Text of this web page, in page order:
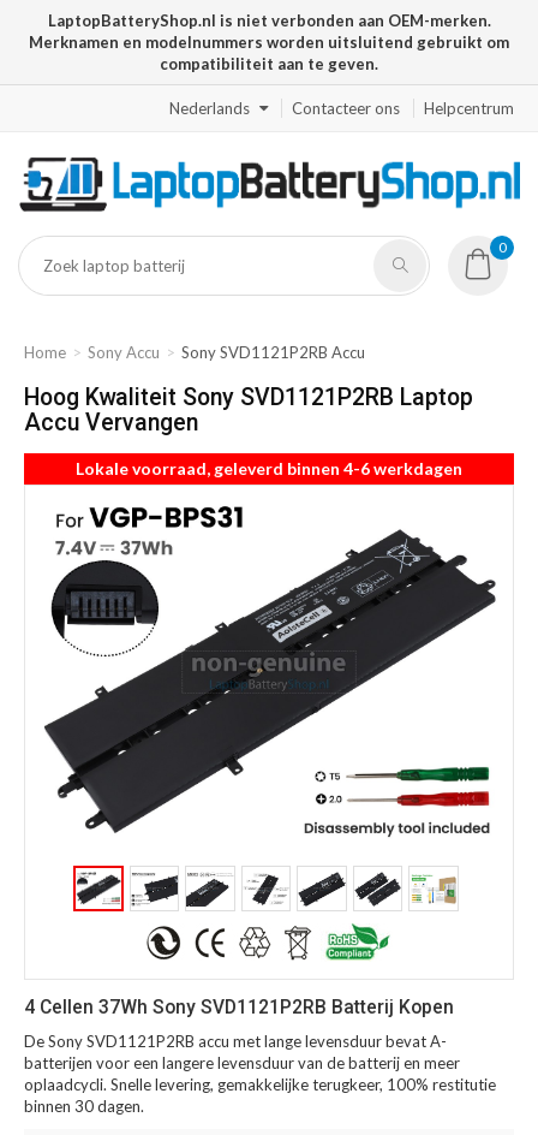
LaptopBatteryShop.nl is niet verbonden aan OEM-merken.
Merknamen en modelnummers worden uitsluitend gebruikt om
compatibiliteit aan te geven.
Nederlands Contacteer ons Helpcentrum
0
Home Sony Accu Sony SVD1121P2RB Accu
Hoog Kwaliteit Sony SVD1121P2RB Laptop
Accu Vervangen
Lokale voorraad, geleverd binnen 4-6 werkdagen
4 Cellen 37Wh Sony SVD1121P2RB Batterij Kopen
De Sony SVD1121P2RB accu met lange levensduur bevat A-
batterijen voor een langere levensduur van de batterij en meer
oplaadcycli. Snelle levering, gemakkelijke terugkeer, 100% restitutie
binnen 30 dagen.